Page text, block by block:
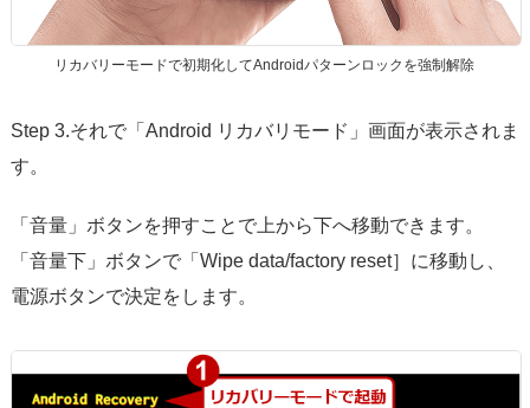
リカバリーモードで初期化してAndroidパターンロックを強制解除
Step 3.それで「Android リカバリモード」画面が表示されま
す。
「音量」ボタンを押すことで上から下へ移動できます。
「音量下」ボタンで「Wipe data/factory reset］に移動し、
電源ボタンで決定をします。